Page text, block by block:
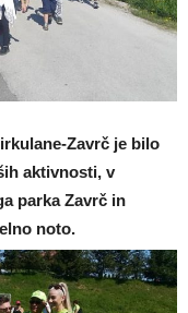
Zavrč je bilo
aktivnosti, v
parka Zavrč in
noto.